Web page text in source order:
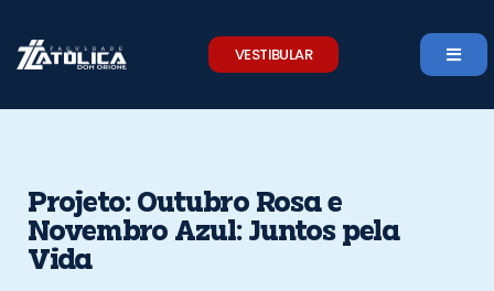
content
VESTIBULAR
Projeto: Outubro Rosa e
Novembro Azul: Juntos pela
Vida